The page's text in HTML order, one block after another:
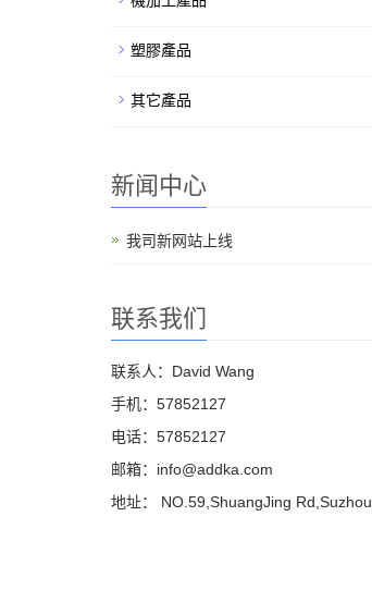
塑膠產品
其它產品
新闻中心
我司新网站上线
联系我们
联系人：David Wang
手机：57852127
电话：57852127
邮箱：info@addka.com
地址： NO.59,ShuangJing Rd,Suzhou